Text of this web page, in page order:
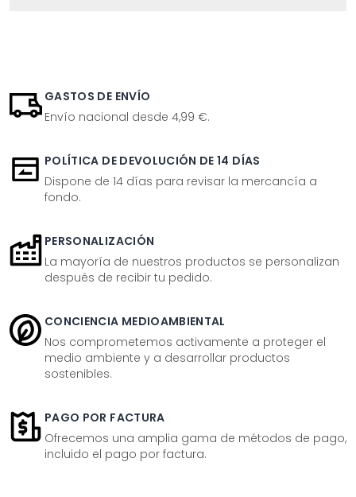
GASTOS DE ENVÍO
Envío nacional desde 4,99 €.
POLÍTICA DE DEVOLUCIÓN DE 14 DÍAS
Dispone de 14 días para revisar la mercancía a
fondo.
PERSONALIZACIÓN
La mayoría de nuestros productos se personalizan
después de recibir tu pedido.
CONCIENCIA MEDIOAMBIENTAL
Nos comprometemos activamente a proteger el
medio ambiente y a desarrollar productos
sostenibles.
PAGO POR FACTURA
Ofrecemos una amplia gama de métodos de pago,
incluido el pago por factura.